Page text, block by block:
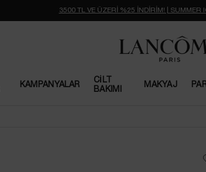
3500 TL VE ÜZERİ %25 İNDİRİM! | SUMMER
KAMPANYALAR
CILT
BAKIMI
MAKYAJ